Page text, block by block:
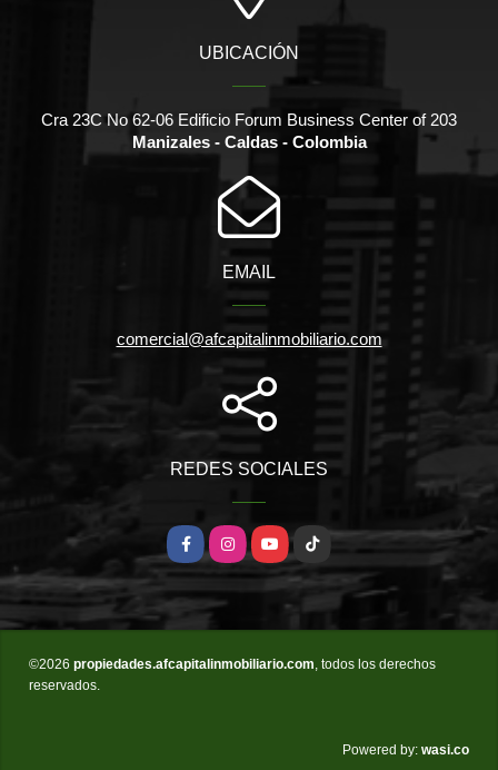
UBICACIÓN
Cra 23C No 62-06 Edificio Forum Business Center of 203
Manizales - Caldas - Colombia
EMAIL
comercial@afcapitalinmobiliario.com
REDES SOCIALES
FacebookInstagramYouTubeTikTok
©2026 propiedades.afcapitalinmobiliario.com, todos los derechos
reservados.
Powered by: wasi.co